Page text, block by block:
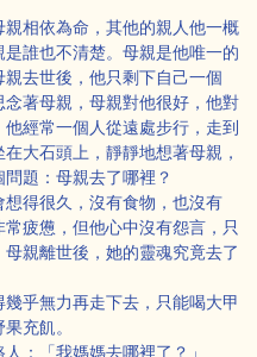
相依為命，其他的親人他一概
誰也不清楚。母親是他唯一的
去世後，他只剩下自己一個
念著母親，母親對他很好，他對
經常一個人從遠處步行，走到
大石頭上，靜靜地想著母親，
題：母親去了哪裡？
得很久，沒有食物，也沒有
疲憊，但他心中沒有怨言，只
親離世後，她的靈魂究竟去了
乎無力再走下去，只能喝大甲
充飢。
：「我媽媽去哪裡了？」